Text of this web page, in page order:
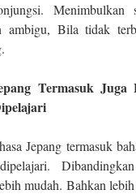
Menimbulkan
ambigu, Bila tidak
Termasuk Juga
Jepang termasuk
mudah. Bahkan